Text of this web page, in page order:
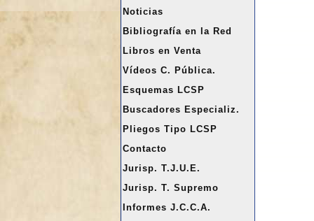
rNoticias
Bibliografía en la Red
Libros en Venta
Vídeos C. Pública.
Esquemas LCSP
Buscadores Especializ.
Pliegos Tipo LCSP
Contacto
Jurisp. T.J.U.E.
Jurisp. T. Supremo
Informes J.C.C.A.